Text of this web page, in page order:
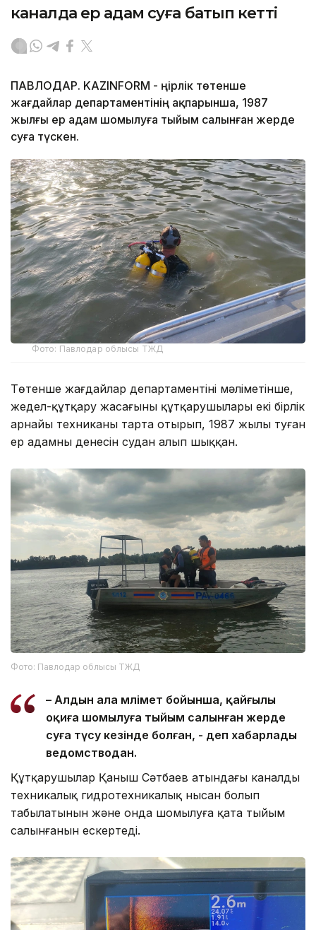
каналда ер адам суға батып кетті
ПАВЛОДАР. KAZINFORM - Өңірлік төтенше
жағдайлар департаментінің ақпарынша, 1987
жылғы ер адам шомылуға тыйым салынған жерде
суға түскен.
Фото: Павлодар облысы ТЖД
Төтенше жағдайлар департаментінің мәліметінше,
жедел-құтқару жасағының құтқарушылары екі бірлік
арнайы техниканы тарта отырып, 1987 жылы туған
ер адамның денесін судан алып шыққан.
Фото: Павлодар облысы ТЖД
– Алдын ала мәлімет бойынша, қайғылы
оқиға шомылуға тыйым салынған жерде
суға түсу кезінде болған, - деп хабарлады
ведомстводан.
Құтқарушылар Қаныш Сәтбаев атындағы каналдың
техникалық гидротехникалық нысан болып
табылатынын және онда шомылуға қатаң тыйым
салынғанын ескертеді.